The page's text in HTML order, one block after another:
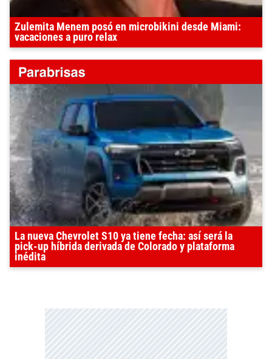
Zulemita Menem posó en microbikini desde Miami:
vacaciones a puro relax
La nueva Chevrolet S10 ya tiene fecha: así será la
pick-up híbrida derivada de Colorado y plataforma
inédita